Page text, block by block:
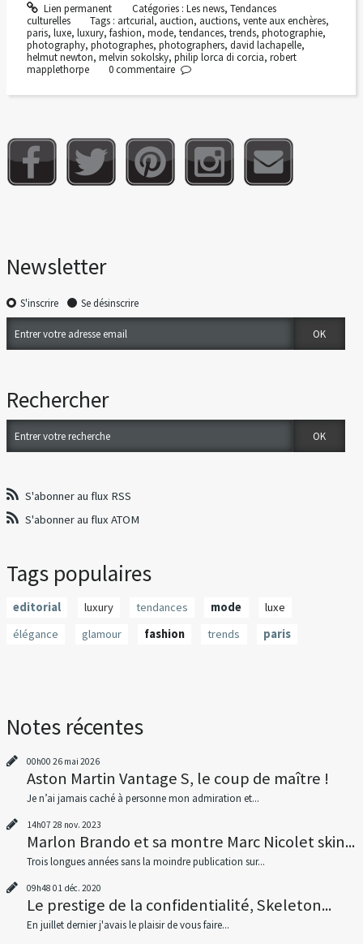
Lien permanent Catégories : Les news, Tendances
culturelles
Tags : artcurial, auction, auctions,vente aux enchères,
paris, luxe, luxury, fashion, mode, tendances, trends, photographie,
photography, photographes, photographers, david lachapelle,
helmut newton, melvin sokolsky, philip lorca di corcia, robert
mapplethorpe
0commentaire
Newsletter
S'inscrire Se désinscrire
Rechercher
S'abonner au flux RSS
S'abonner au flux ATOM
Tags populaires
editorial luxury tendances mode
luxe
élégance
glamour fashion trends paris
Notes récentes
00h00 26 mai 2026
Aston Martin Vantage S, le coup de maître !
Je n’ai jamais caché à personne mon admiration et...
14h07 28 nov. 2023
Marlon Brando et sa montre Marc Nicolet skin...
Trois longues années sans la moindre publication sur...
09h48 01 déc. 2020
Le prestige de la confidentialité, Skeleton...
En juillet dernier j'avais le plaisir de vous faire...